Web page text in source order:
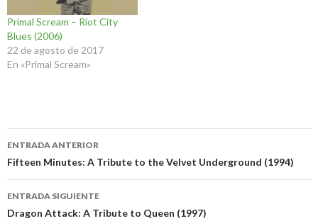
Primal Scream – Riot City
Blues (2006)
22 de agosto de 2017
En «Primal Scream»
Navegación
de
entradas
ENTRADA ANTERIOR
Fifteen Minutes: A Tribute to the Velvet Underground (1994)
ENTRADA SIGUIENTE
Dragon Attack: A Tribute to Queen (1997)